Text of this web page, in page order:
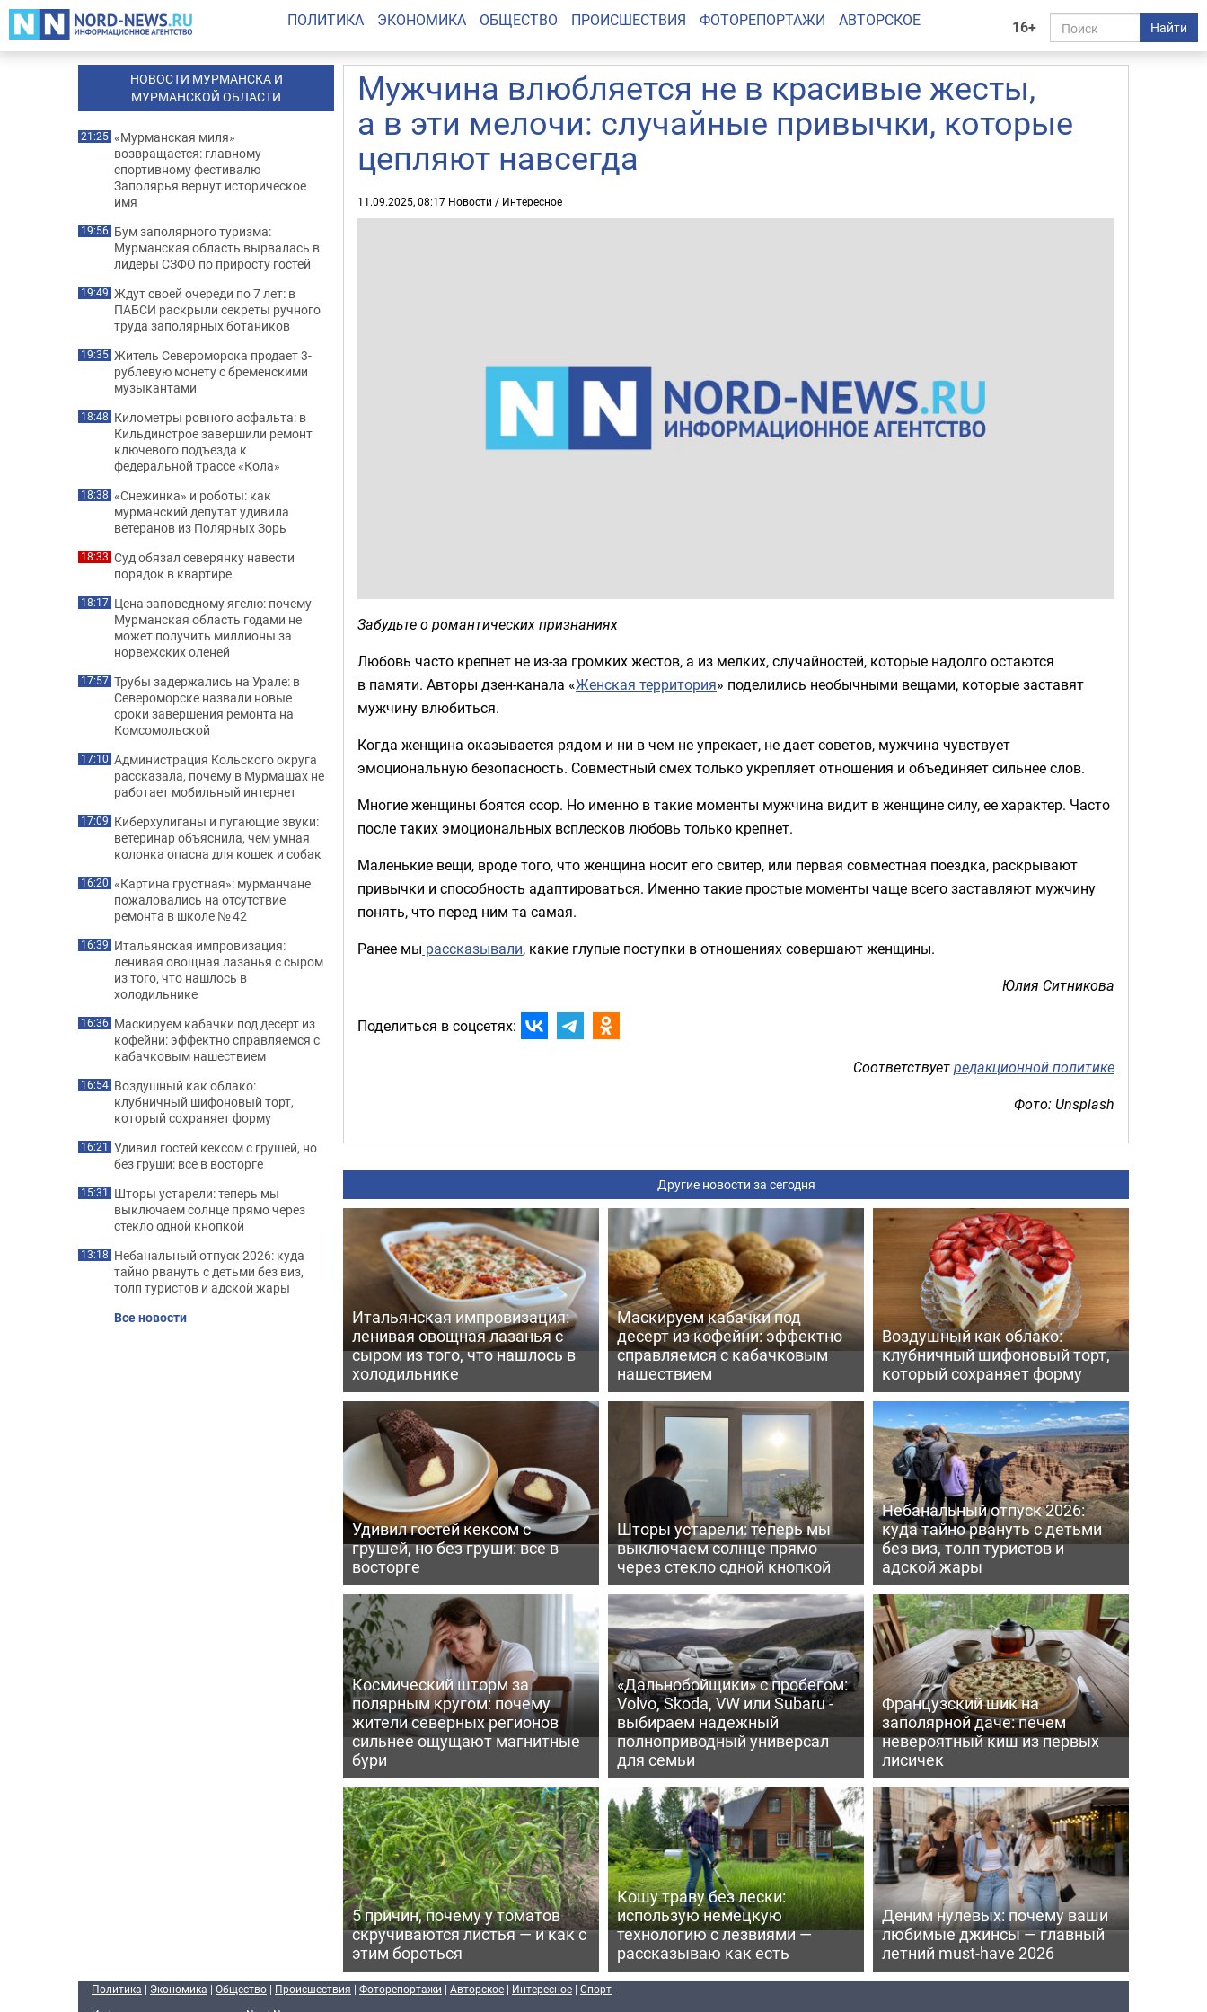
16+ Найти
ПОЛИТИКА ЭКОНОМИКА ОБЩЕСТВО ПРОИСШЕСТВИЯ ФОТОРЕПОРТАЖИ АВТОРСКОЕ
Мужчина влюбляется не в красивые жесты,
а в эти мелочи: случайные привычки, которые
цепляют навсегда
11.09.2025, 08:17 Новости / Интересное
Забудьте о романтических признаниях
Любовь часто крепнет не из-за громких жестов, а из мелких, случайностей, которые надолго остаются
в памяти. Авторы дзен-канала «Женская территория» поделились необычными вещами, которые заставят
мужчину влюбиться.
Когда женщина оказывается рядом и ни в чем не упрекает, не дает советов, мужчина чувствует
эмоциональную безопасность. Совместный смех только укрепляет отношения и объединяет сильнее слов.
Многие женщины боятся ссор. Но именно в такие моменты мужчина видит в женщине силу, ее характер. Часто
после таких эмоциональных всплесков любовь только крепнет.
Маленькие вещи, вроде того, что женщина носит его свитер, или первая совместная поездка, раскрывают
привычки и способность адаптироваться. Именно такие простые моменты чаще всего заставляют мужчину
понять, что перед ним та самая.
Ранее мы рассказывали, какие глупые поступки в отношениях совершают женщины.
Юлия Ситникова
Поделиться в соцсетях:
Соответствуетредакционной политике
Фото: Unsplash
Другие новости за сегодня
Итальянская импровизация:
ленивая овощная лазанья с
сыром из того, что нашлось в
холодильнике
Маскируем кабачки под
десерт из кофейни: эффектно
справляемся с кабачковым
нашествием
Воздушный как облако:
клубничный шифоновый торт,
который сохраняет форму
Удивил гостей кексом с
грушей, но без груши: все в
восторге
Шторы устарели: теперь мы
выключаем солнце прямо
через стекло одной кнопкой
Небанальный отпуск 2026:
куда тайно рвануть с детьми
без виз, толп туристов и
адской жары
Космический шторм за
полярным кругом: почему
жители северных регионов
сильнее ощущают магнитные
бури
«Дальнобойщики» с пробегом:
Volvo, Skoda, VW или Subaru -
выбираем надежный
полноприводный универсал
для семьи
Французский шик на
заполярной даче: печем
невероятный киш из первых
лисичек
5 причин, почему у томатов
скручиваются листья — и как с
этим бороться
Кошу траву без лески:
использую немецкую
технологию с лезвиями —
рассказываю как есть
Деним нулевых: почему ваши
любимые джинсы — главный
летний must-have 2026
НОВОСТИ МУРМАНСКА И
МУРМАНСКОЙ ОБЛАСТИ
21:25 «Мурманская миля»
возвращается: главному
спортивному фестивалю
Заполярья вернут историческое
имя
19:56 Бум заполярного туризма:
Мурманская область вырвалась в
лидеры СЗФО по приросту гостей
19:49 Ждут своей очереди по 7 лет: в
ПАБСИ раскрыли секреты ручного
труда заполярных ботаников
19:35 Житель Североморска продает 3-
рублевую монету с бременскими
музыкантами
18:48 Километры ровного асфальта: в
Кильдинстрое завершили ремонт
ключевого подъезда к
федеральной трассе «Кола»
18:38 «Снежинка» и роботы: как
мурманский депутат удивила
ветеранов из Полярных Зорь
18:33 Суд обязал северянку навести
порядок в квартире
18:17 Цена заповедному ягелю: почему
Мурманская область годами не
может получить миллионы за
норвежских оленей
17:57 Трубы задержались на Урале: в
Североморске назвали новые
сроки завершения ремонта на
Комсомольской
17:10 Администрация Кольского округа
рассказала, почему в Мурмашах не
работает мобильный интернет
17:09 Киберхулиганы и пугающие звуки:
ветеринар объяснила, чем умная
колонка опасна для кошек и собак
16:20 «Картина грустная»: мурманчане
пожаловались на отсутствие
ремонта в школе № 42
16:39 Итальянская импровизация:
ленивая овощная лазанья с сыром
из того, что нашлось в
холодильнике
16:36 Маскируем кабачки под десерт из
кофейни: эффектно справляемся с
кабачковым нашествием
16:54 Воздушный как облако:
клубничный шифоновый торт,
который сохраняет форму
16:21 Удивил гостей кексом с грушей, но
без груши: все в восторге
15:31 Шторы устарели: теперь мы
выключаем солнце прямо через
стекло одной кнопкой
13:18 Небанальный отпуск 2026: куда
тайно рвануть с детьми без виз,
толп туристов и адской жары
Все новости
Политика | Экономика | Общество | Происшествия | Фоторепортажи | Авторское | Интересное | Спорт